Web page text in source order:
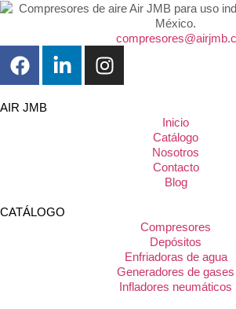
AIR JMB
Inicio
Catálogo
Nosotros
Contacto
Blog
CATÁLOGO
Compresores
Depósitos
Enfriadoras de agua
Generadores de gases
Infladores neumáticos